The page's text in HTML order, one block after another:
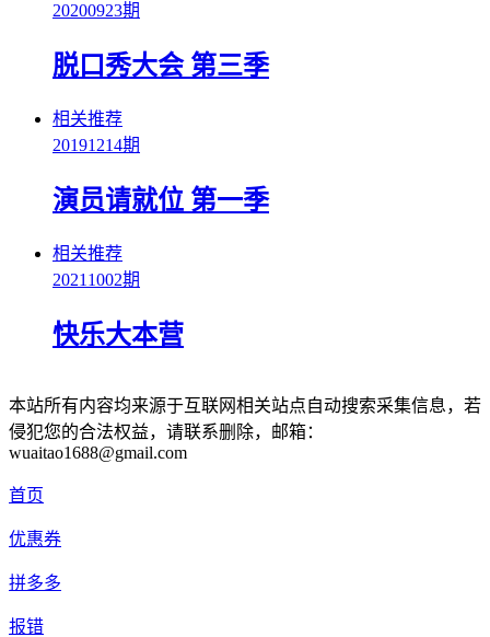
20200923期
脱口秀大会 第三季
相关推荐
20191214期
演员请就位 第一季
相关推荐
20211002期
快乐大本营
本站所有内容均来源于互联网相关站点自动搜索采集信息，若
侵犯您的合法权益，请联系删除，邮箱：
wuaitao1688@gmail.com
首页
优惠券
拼多多
报错